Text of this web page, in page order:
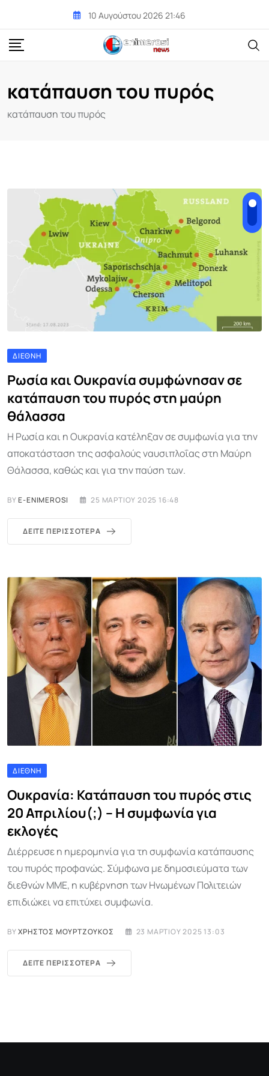
content
10 Αυγούστου 2026 21:46
κατάπαυση του πυρός
κατάπαυση του πυρός
ΔΙΕΘΝΉ
Ρωσία και Ουκρανία συμφώνησαν σε
κατάπαυση του πυρός στη μαύρη
θάλασσα
Η Ρωσία και η Ουκρανία κατέληξαν σε συμφωνία για την
αποκατάσταση της ασφαλούς ναυσιπλοΐας στη Μαύρη
Θάλασσα, καθώς και για την παύση των.
BYE-ENIMEROSI 25 ΜΑΡΤΊΟΥ 2025 16:48
ΔΕΊΤΕ ΠΕΡΙΣΣΌΤΕΡΑ
ΔΙΕΘΝΉ
Ουκρανία: Κατάπαυση του πυρός στις
20 Απριλίου(;) – Η συμφωνία για
εκλογές
Διέρρευσε η ημερομηνία για τη συμφωνία κατάπαυσης
του πυρός προφανώς. Σύμφωνα με δημοσιεύματα των
διεθνών ΜΜΕ, η κυβέρνηση των Ηνωμένων Πολιτειών
επιδιώκει να επιτύχει συμφωνία.
BYΧΡΉΣΤΟΣ ΜΟΥΡΤΖΟΎΚΟΣ 23 ΜΑΡΤΊΟΥ 2025 13:03
ΔΕΊΤΕ ΠΕΡΙΣΣΌΤΕΡΑ